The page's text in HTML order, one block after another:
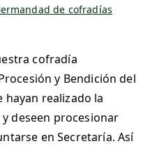
de cofradías
cofradía
y Bendición del
hayan realizado la
deseen procesionar
en Secretaría. Así